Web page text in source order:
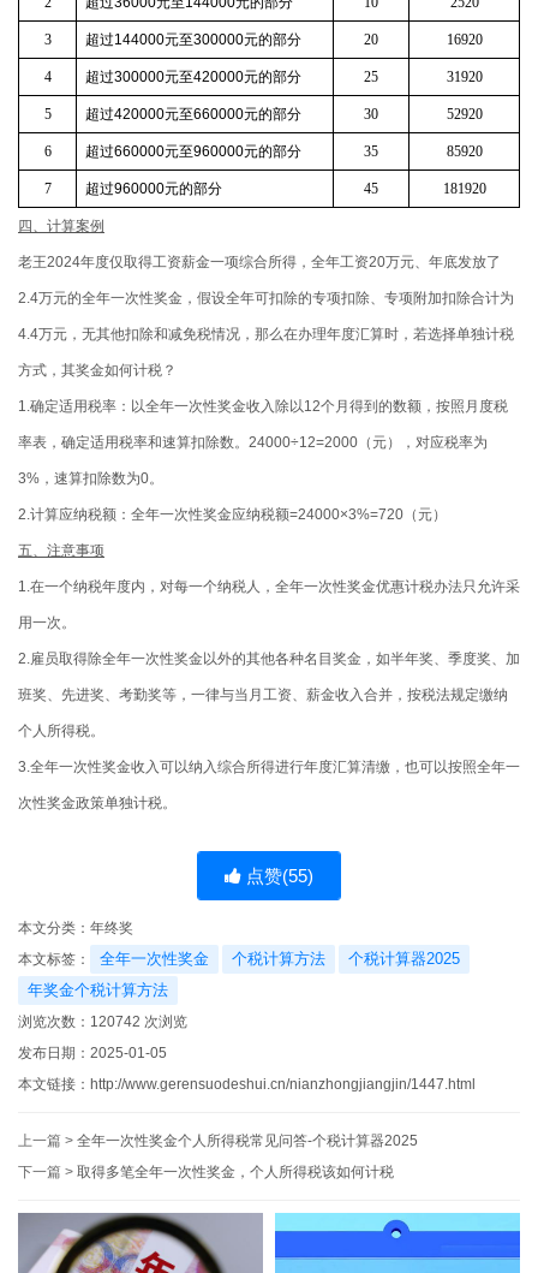
3 超过144000元至300000元的部分 20 16920
4 超过300000元至420000元的部分 25 31920
5 超过420000元至660000元的部分 30 52920
6 超过660000元至960000元的部分 35 85920
7 超过960000元的部分 45 181920
四、计算案例
老王2024年度仅取得工资薪金一项综合所得，全年工资20万元、年底发放了
2.4万元的全年一次性奖金，假设全年可扣除的专项扣除、专项附加扣除合计为
4.4万元，无其他扣除和减免税情况，那么在办理年度汇算时，若选择单独计税
方式，其奖金如何计税？
1.确定适用税率：以全年一次性奖金收入除以12个月得到的数额，按照月度税
率表，确定适用税率和速算扣除数。24000÷12=2000（元），对应税率为
3%，速算扣除数为0。
2.计算应纳税额：全年一次性奖金应纳税额=24000×3%=720（元）
五、注意事项
1.在一个纳税年度内，对每一个纳税人，全年一次性奖金优惠计税办法只允许采
用一次。
2.雇员取得除全年一次性奖金以外的其他各种名目奖金，如半年奖、季度奖、加
班奖、先进奖、考勤奖等，一律与当月工资、薪金收入合并，按税法规定缴纳
个人所得税。
3.全年一次性奖金收入可以纳入综合所得进行年度汇算清缴，也可以按照全年一
次性奖金政策单独计税。
点赞(55)
本文分类： 年终奖
本文标签：
全年一次性奖金 个税计算方法
个税计算器2025
年奖金个税计算方法
浏览次数： 120742 次浏览
发布日期：2025-01-05
本文链接： http://www.gerensuodeshui.cn/nianzhongjiangjin/1447.html
上一篇 > 全年一次性奖金个人所得税常见问答-个税计算器2025
下一篇 > 取得多笔全年一次性奖金，个人所得税该如何计税